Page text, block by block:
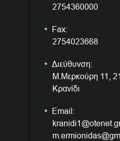
2754360000
Fax:
2754023668
Διεύθυνση:
Μ.Μερκούρη 11,
Κρανίδι
Email: